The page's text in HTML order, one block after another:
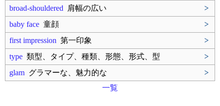
broad-shouldered 肩幅の広い
>
baby face 童顔
>
first impression 第一印象
>
type 類型、タイプ、種類、形態、形式、型
>
glam グラマーな、魅力的な
>
一覧